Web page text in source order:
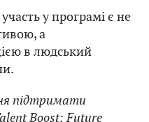
у програмі є не
а
в людський
підтримати
Boost: Future